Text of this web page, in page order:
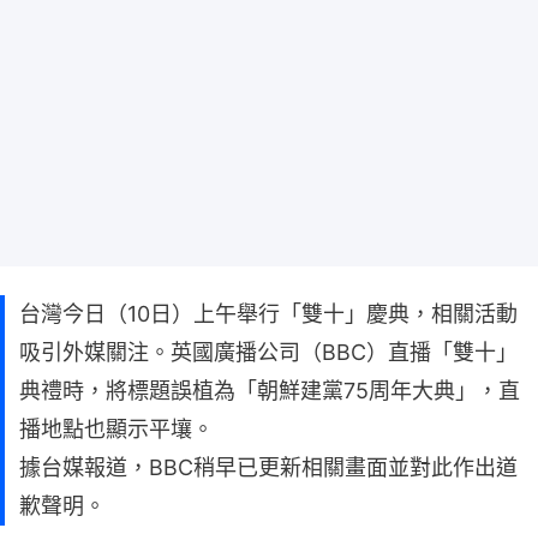
台灣今日（10日）上午舉行「雙十」慶典，相關活動
吸引外媒關注。英國廣播公司（BBC）直播「雙十」
典禮時，將標題誤植為「朝鮮建黨75周年大典」，直
播地點也顯示平壤。
據台媒報道，BBC稍早已更新相關畫面並對此作出道
歉聲明。